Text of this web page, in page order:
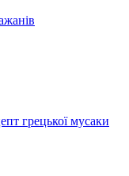
грецької мусаки